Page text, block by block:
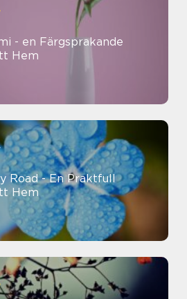
- en Färgsprakande
Hem
Road - En Praktfull
Hem